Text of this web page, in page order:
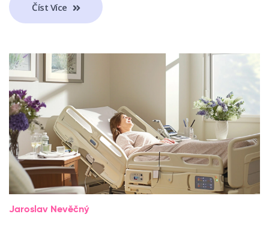
Číst Více
Jaroslav Nevěčný